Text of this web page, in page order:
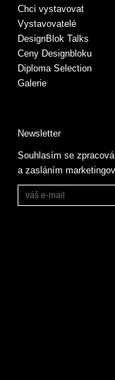
Chci vystavovat
Vystavovatelé
DesignBlok Talks
Ceny Designbloku
Diploma Selection
Galerie
Newsletter
Souhlasím se
a zasláním